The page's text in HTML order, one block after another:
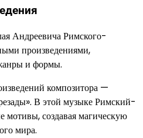
Андреевича Римского-
произведениями,
и формы.
композитора —
В этой музыке Римский-
мотивы, создавая магическую
мира.